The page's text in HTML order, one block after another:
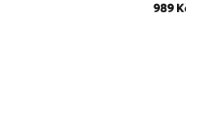
989 Kč